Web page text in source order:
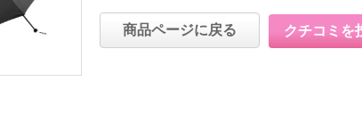
商品ページに戻る クチコミを